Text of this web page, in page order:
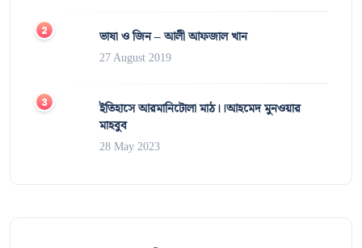
ভাষা ও জিন – আলী আফজাল খান
27 August 2019
ইতিহাসে আরমানিটোলা মাঠ।।আহমেদ মুনওয়ার
মাহবুব
28 May 2023